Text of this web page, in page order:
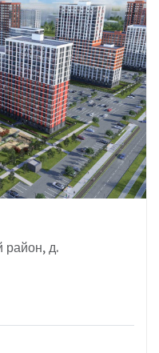
район, д.